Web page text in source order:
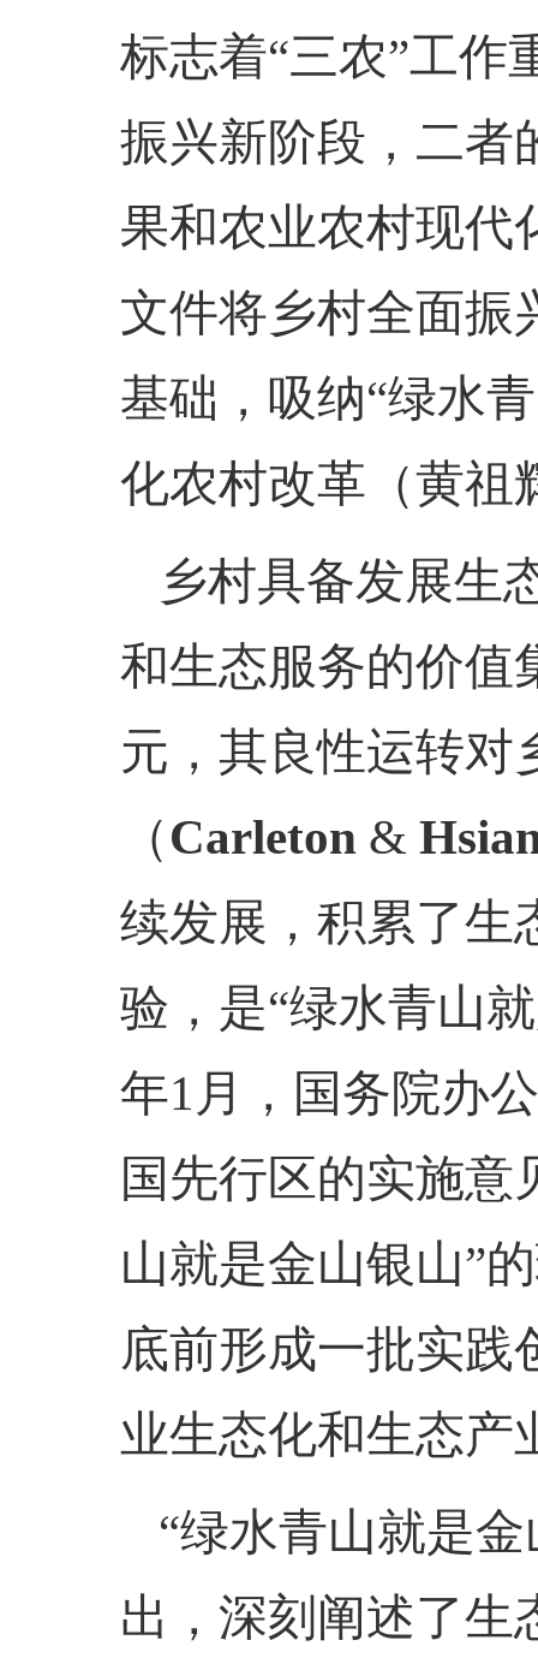
标志着“三农”工作
振兴新阶段，二者
果和农业农村现代
文件将乡村全面振
基础，吸纳“绿水
化农村改革（黄祖
乡村具备发展生
和生态服务的价值
元，其良性运转对
（Carleton &
续发展，积累了生
验，是“绿水青山
年1 月，国务院办
国先行区的实施意
山就是金山银山”
底前形成一批实践
业生态化和生态产
“绿水青山就是
出，深刻阐述了生